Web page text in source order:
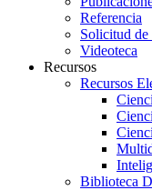
Referencia
Solicitud de
Videoteca
Recursos
Recursos
Biblioteca